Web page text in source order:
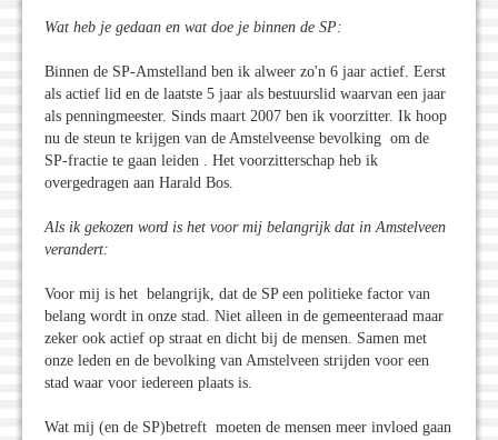
Wat heb je gedaan en wat doe je binnen de SP:
Binnen de SP-Amstelland ben ik alweer zo'n 6 jaar actief. Eerst
als actief lid en de laatste 5 jaar als bestuurslid waarvan een jaar
als penningmeester. Sinds maart 2007 ben ik voorzitter. Ik hoop
nu de steun te krijgen van de Amstelveense bevolking om de
SP-fractie te gaan leiden . Het voorzitterschap heb ik
overgedragen aan Harald Bos.
Als ik gekozen word is het voor mij belangrijk dat in Amstelveen
verandert:
Voor mij is het belangrijk, dat de SP een politieke factor van
belang wordt in onze stad. Niet alleen in de gemeenteraad maar
zeker ook actief op straat en dicht bij de mensen. Samen met
onze leden en de bevolking van Amstelveen strijden voor een
stad waar voor iedereen plaats is.
Wat mij (en de SP)betreft moeten de mensen meer invloed gaan